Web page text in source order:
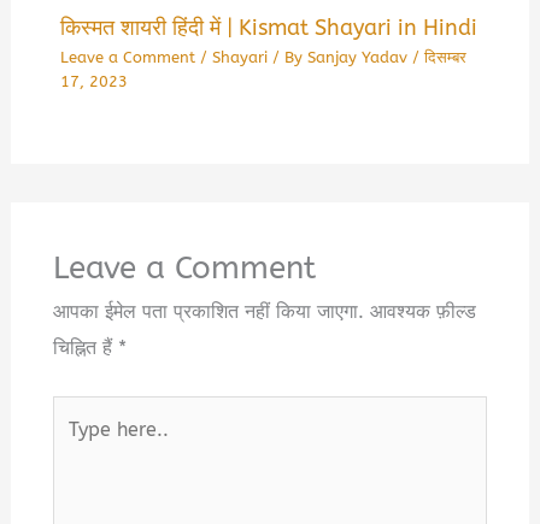
किस्मत शायरी हिंदी में | Kismat Shayari in Hindi
Leave a Comment / Shayari/ By Sanjay Yadav /दिसम्बर
17, 2023
Leave a Comment
आपका ईमेल पता प्रकाशित नहीं किया जाएगा. आवश्यक फ़ील्ड
चिह्नित हैं *
here..